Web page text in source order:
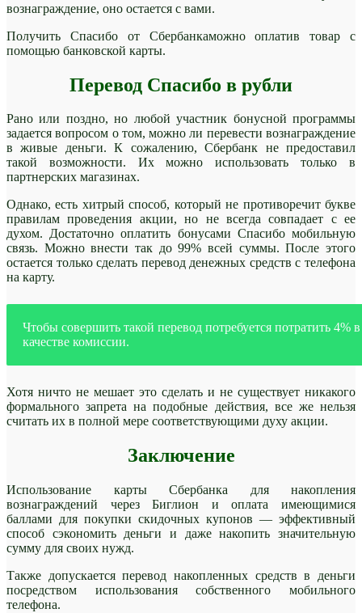
вознаграждение, оно остается с вами.
Получить Спасибо от Сбербанкаможно оплатив товар с
помощью банковской карты.
Перевод Спасибо в рубли
Рано или поздно, но любой участник бонусной программы
задается вопросом о том, можно ли перевести вознаграждение
в живые деньги. К сожалению, Сбербанк не предоставил
такой возможности. Их можно использовать только в
партнерских магазинах.
Однако, есть хитрый способ, который не противоречит букве
правилам проведения акции, но не всегда совпадает с ее
духом. Достаточно оплатить бонусами Спасибо мобильную
связь. Можно внести так до 99% всей суммы. После этого
остается только сделать перевод денежных средств с телефона
на карту.
Чтобы совершить такой перевод потребуется потратить 4% в
качестве комиссии.
Хотя ничто не мешает это сделать и не существует никакого
формального запрета на подобные действия, все же нельзя
считать их в полной мере соответствующими духу акции.
Заключение
Использование карты Сбербанка для накопления
вознаграждений через Биглион и оплата имеющимися
баллами для покупки скидочных купонов — эффективный
способ сэкономить деньги и даже накопить значительную
сумму для своих нужд.
Также допускается перевод накопленных средств в деньги
посредством использования собственного мобильного
телефона.